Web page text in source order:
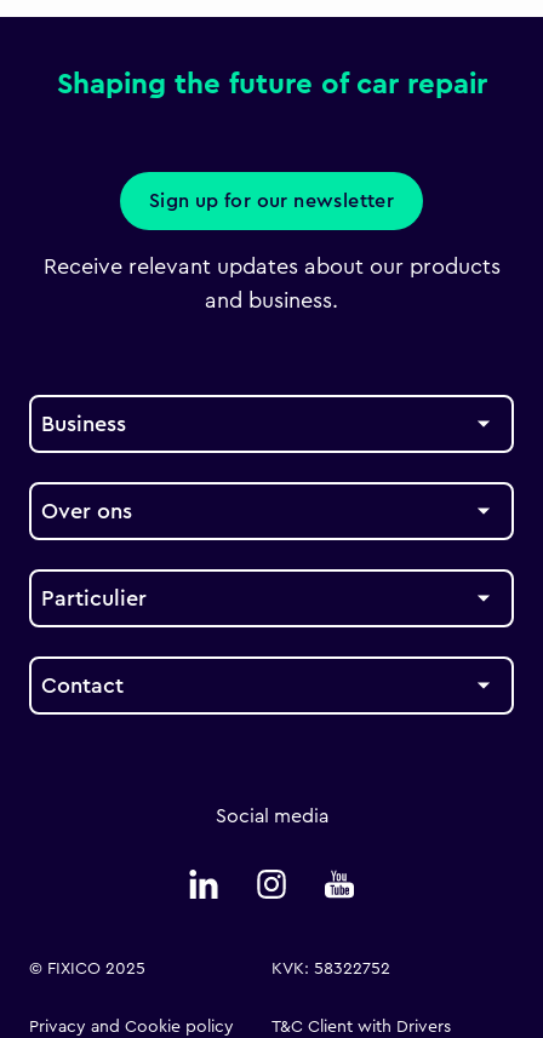
Shaping the future of car repair
Sign up for our newsletter
Receive relevant updates about our products
and business.
Business
Over ons
Particulier
Contact
Social media
© FIXICO 2025 KVK: 58322752
Privacy and Cookie policy T&C Client with Drivers